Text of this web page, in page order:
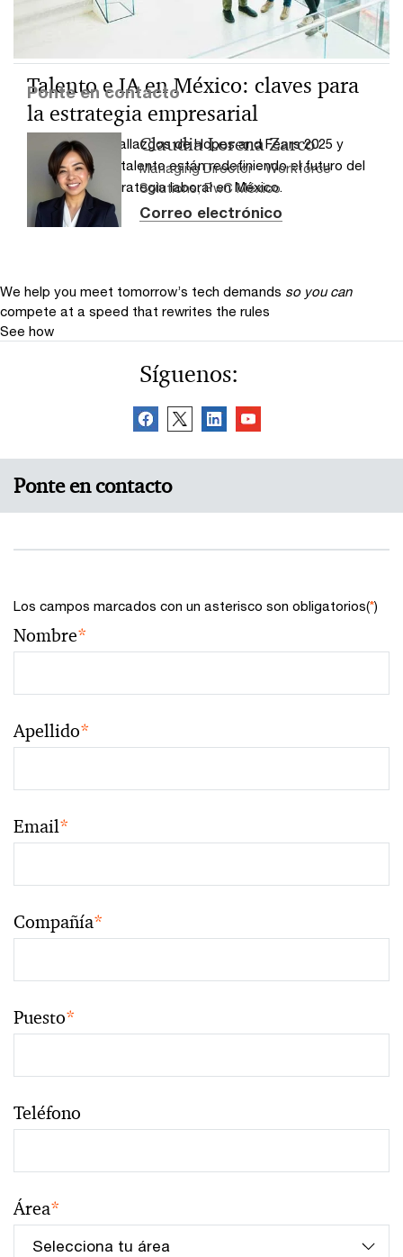
Talento e IA en México: claves para
la estrategia empresarial
Descubre los hallazgos de Hopes and Fears 2025 y
cómo la IA y el talento están redefiniendo el futuro del
trabajo y la estrategia laboral en México.
Ponte en contacto
Claudia Lorena Zarco
Managing Director - Workforce
Solutions, PwC México
Correo electrónico
We help you meet tomorrow’s tech demands so you can
compete at a speed that rewrites the rules
See how
Síguenos:
Ponte en contacto
Los campos marcados con un asterisco son obligatorios(*)
Nombre*
Apellido*
Email*
Compañía*
Puesto*
Teléfono
Área*